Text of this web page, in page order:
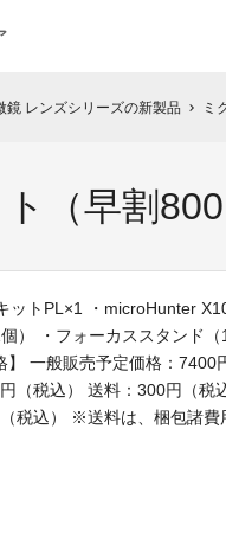
鏡 レンズシリーズの新製品 chevron_right ミ
（早割
トPL×1 ・microHunter
） ・フォーカススタンド
】 一般販売予定価格：7400
（税込） 送料：300円（税
税込） ※送料は、梱包諸費